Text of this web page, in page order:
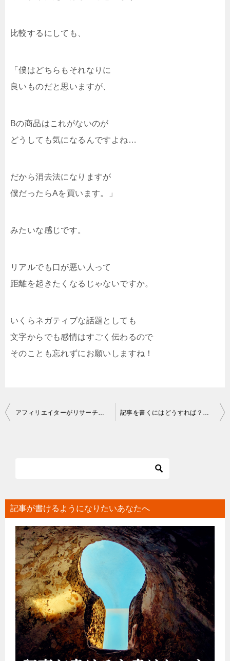
比較するにしても、
「僕はどちらもそれなりに
良いものだと思いますが、
Bの商品はこれがないのが
どうしても気になるんですよね…
だから消去法になりますが
僕だったらAを買います。」
みたいな感じです。
リアルでも口が悪い人って
距離を起きたくなるじゃないですか。
いくらネガティブな話題としても
文字からでも感情はすごく伝わるので
そのことも忘れずにお願いしますね！
投
シ
記事が書けるようになりたいあなたへ